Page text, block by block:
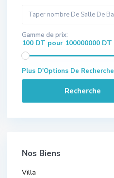
Gamme de prix:
100 DT pour 100000000 DT
Plus D'Options De Recherche
Recherche
Nos Biens
Villa